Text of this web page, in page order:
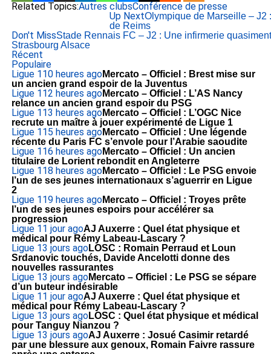
Related Topics:Autres clubsConférence de presse
Up NextOlympique de Marseille – J2
de Reims
Don't MissStade Rennais FC – J2 : Une infirmerie
Strasbourg Alsace
Récent
Populaire
Ligue 110 heures agoMercato – Officiel : Brest mise sur
un ancien grand espoir de la Juventus
Ligue 112 heures agoMercato – Officiel : L’AS Nancy
relance un ancien grand espoir du PSG
Ligue 113 heures agoMercato – Officiel : L’OGC Nice
recrute un maître à jouer expérimenté de Ligue 1
Ligue 115 heures agoMercato – Officiel : Une légende
récente du Paris FC s’envole pour l’Arabie saoudite
Ligue 116 heures agoMercato – Officiel : Un ancien
titulaire de Lorient rebondit en Angleterre
Ligue 118 heures agoMercato – Officiel : Le PSG envoie
l’un de ses jeunes internationaux s’aguerrir en Ligue
2
Ligue 119 heures agoMercato – Officiel : Troyes prête
l’un de ses jeunes espoirs pour accélérer sa
progression
Ligue 11 jour agoAJ Auxerre : Quel état physique et
médical pour Rémy Labeau-Lascary ?
Ligue 13 jours agoLOSC : Romain Perraud et Loun
Srdanovic touchés, Davide Ancelotti donne des
nouvelles rassurantes
Ligue 13 jours agoMercato – Officiel : Le PSG se sépare
d’un buteur indésirable
Ligue 11 jour agoAJ Auxerre : Quel état physique et
médical pour Rémy Labeau-Lascary ?
Ligue 13 jours agoLOSC : Quel état physique et médical
pour Tanguy Nianzou ?
Ligue 13 jours agoAJ Auxerre : Josué Casimir retardé
par une blessure aux genoux, Romain Faivre rassure